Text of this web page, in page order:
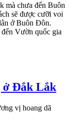
mà chưa đến Buôn
sẽ được cưỡi voi
ở Buôn Đôn.
Vườn quốc gia
ở Đắk Lắk
vị hoang dã